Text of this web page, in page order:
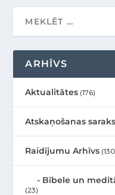
ARHĪVS
Aktualitātes (176)
Atskaņošanas
Raidījumu Arhīvs
Bībele un
(23)